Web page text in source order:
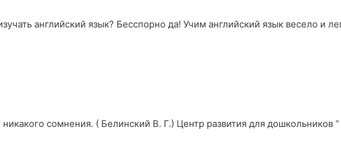
английский язык? Бесспорно да! Учим английский язык весело и
сомнения. ( Белинский В. Г.) Центр развития для дошкольников